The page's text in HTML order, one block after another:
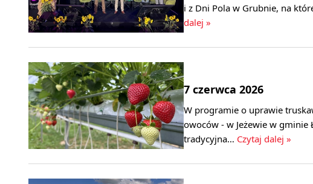
i z Dni Pola w Grubnie, na
dalej »
7 czerwca 2026
W programie o uprawie
owoców - w Jeżewie w gminie
tradycyjna… Czytaj dalej »